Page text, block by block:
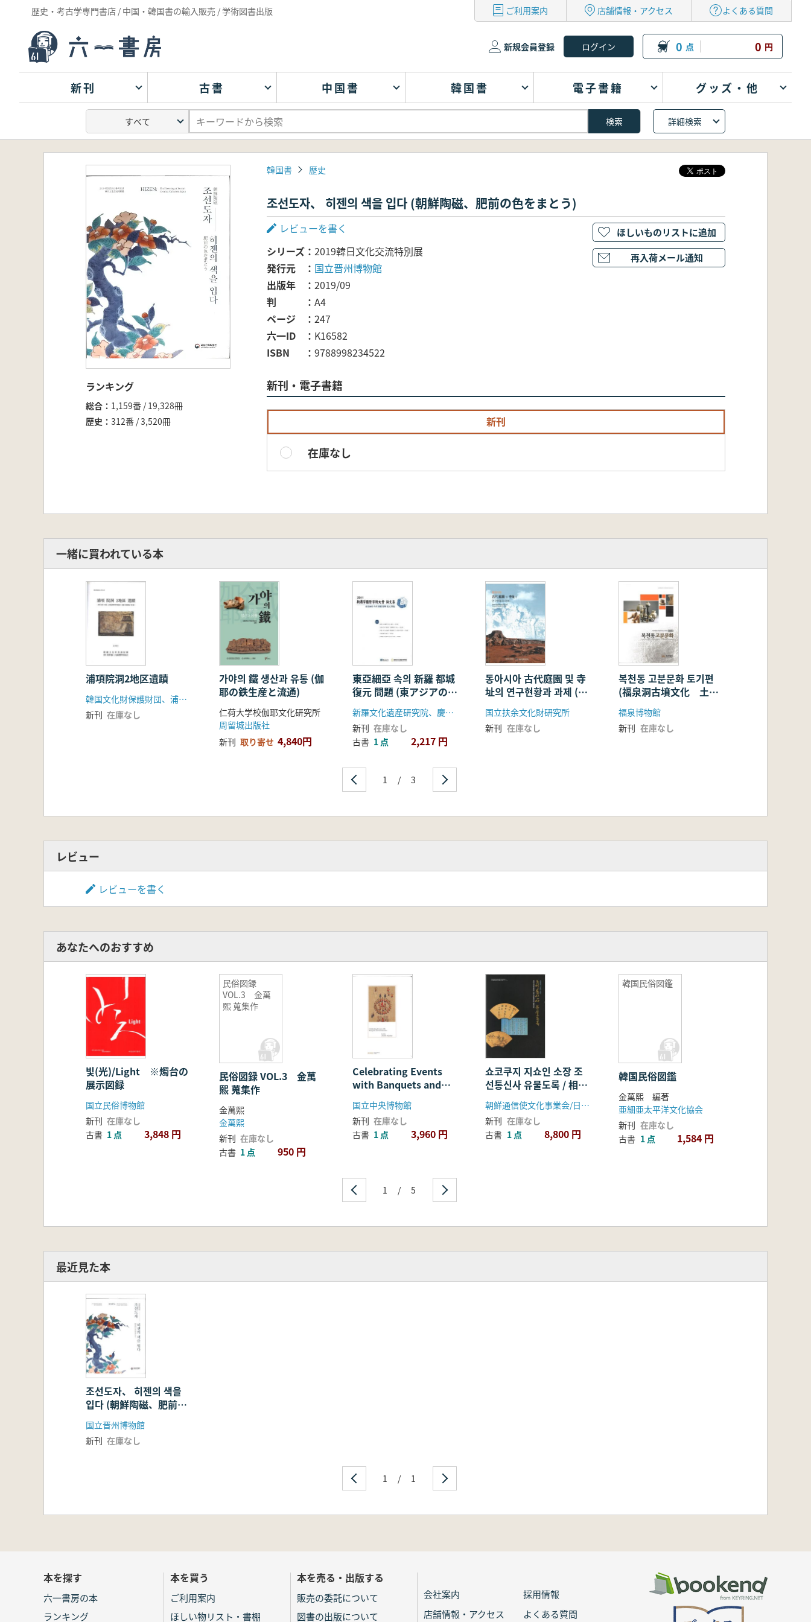
歴史・考古学専門書店 / 中国・韓国書の輸入販売 / 学術図書出版 ご利用案内 店舗情報・アクセス よくある質問
新規会員登録 0 点 0 円
新刊 古書 中国書 韓国書 電子書籍 グッズ・他
詳細検索
ランキング
総合
1,159番 / 19,328冊
歴史
312番 / 3,520冊
韓国書 歴史
조선도자、 히젠의 색을 입다 (朝鮮陶磁、肥前の色をまとう)
レビューを書く
シリーズ
2019韓日文化交流特別展
発行元
国立晋州博物館
出版年
2019/09
判
A4
ページ
247
六一ID
K16582
ISBN
9788998234522
新刊・電子書籍
新刊
在庫なし
ほしいものリストに追加
再入荷メール通知
一緒に買われている本
浦項院洞2地区遺蹟
韓国文化財保護財団、浦項院洞2地区土地区画整理事業組合
新刊 在庫なし
가야의 鐵 생산과 유통 (伽
耶の鉄生産と流通)
仁荷大学校伽耶文化研究所
周留城出版社
新刊 取り寄せ 4,840円
東亞細亞 속의 新羅 都城
復元 問題 (東アジアの中
の新羅都城復元問題) 新羅文化遺産研究院、慶州市
新刊 在庫なし
古書 1 点 2,217 円
동아시아 古代庭園 및 寺
址의 연구현황과 과제 (東
アジア古代庭園及び寺址
の研究現況と課題)
国立扶余文化財研究所
新刊 在庫なし
복천동 고분문화 토기편
(福泉洞古墳文化 土器
編)
福泉博物館
新刊 在庫なし
1 / 3
レビュー
レビューを書く
あなたへのおすすめ
빛(光)/Light ※燭台の
展示図録
国立民俗博物館
新刊 在庫なし
古書 1 点 3,848 円
民俗図録
VOL.3 金萬
熙 蒐集作
民俗図録 VOL.3 金萬
熙 蒐集作
金萬熙
金萬熙
新刊 在庫なし
古書 1 点 950 円
Celebrating Events
with Banquets and
Ceremonies in the
Joseon Dynasty
国立中央博物館
新刊 在庫なし
古書 1 点 3,960 円
쇼코쿠지 지쇼인 소장 조
선통신사 유물도록 / 相国
寺塔頭慈照院所蔵朝鮮通
信使遺物図録 (韓国語/
日本語 並記)
朝鮮通信使文化事業会/日本相国寺塔頭慈照院
新刊 在庫なし
古書 1 点 8,800 円
韓国民俗図鑑
韓国民俗図鑑
金萬熙 編著
亜細亜太平洋文化協会
新刊 在庫なし
古書 1 点 1,584 円
1 / 5
最近見た本
조선도자、 히젠의 색을
입다 (朝鮮陶磁、肥前の
色をまとう)
国立晋州博物館
新刊 在庫なし
1 / 1
本を探す
六一書房の本
ランキング
本を買う
ご利用案内
ほしい物リスト・書棚
本を売る・出版する
販売の委託について
図書の出版について
会社案内
採用情報
店舗情報・アクセス
よくある質問